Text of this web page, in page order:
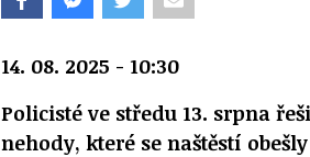
14. 08. 2025 - 10:30
Policisté ve středu 13. srpna
nehody, které se naštěstí